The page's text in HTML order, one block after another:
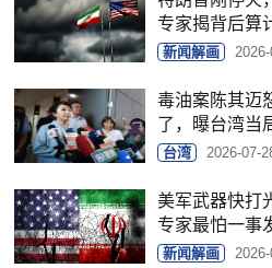
专家揭背后算
新闻解画
毒油案陈其迈
了，曝台湾当
台湾 2026-07-
美军武器快打
专家最怕一事
新闻解画